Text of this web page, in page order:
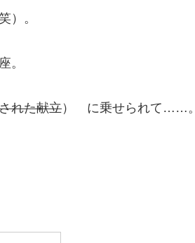
）。
。
れた献立） に乗せられて……。